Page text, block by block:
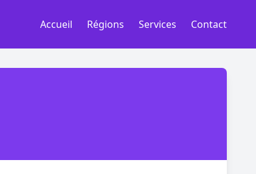
Accueil Régions Services Contact